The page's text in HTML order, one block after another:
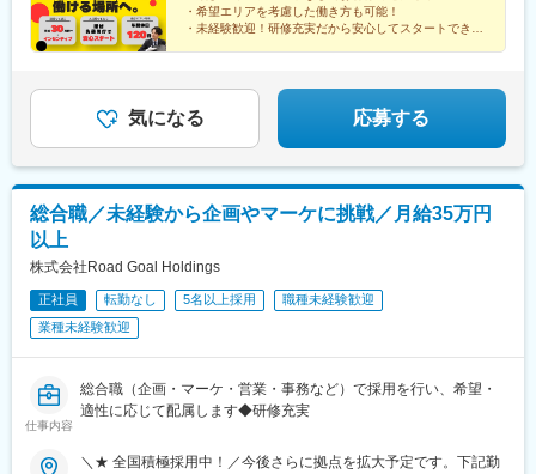
・希望エリアを考慮した働き方も可能！
・未経験歓迎！研修充実だから安心してスタートできま
気になる 応募する
総合職／未経験から企画やマーケに挑戦／月給35万円
以上
株式会社Road Goal Holdings
正社員 転勤なし 5名以上採用
職種未経験歓迎
業種未経験歓迎
仕事内容
総合職（企画・マーケ・営業・事務など）で採用を行い、希望・
適性に応じて配属します◆研修充実
＼★ 全国積極採用中！／今後さらに拠点を拡大予定です。下記勤